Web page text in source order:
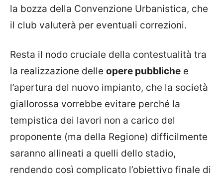
la bozza della Convenzione Urbanistica, che
il club valuterà per eventuali correzioni.
Resta il nodo cruciale della contestualità tra
la realizzazione delle opere pubbliche e
l’apertura del nuovo impianto, che la società
giallorossa vorrebbe evitare perché la
tempistica dei lavori non a carico del
proponente (ma della Regione) difficilmente
saranno allineati a quelli dello stadio,
rendendo così complicato l’obiettivo finale di